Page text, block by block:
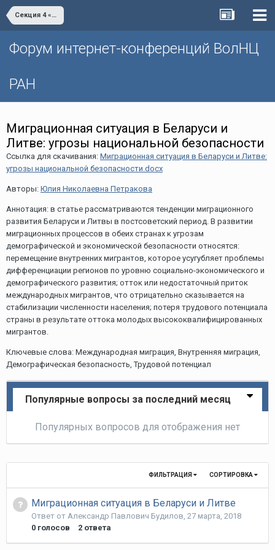
Секция 4 «Демографическое развитие как ключевой фактор национальной безопасности современного государства»
Форум интернет-конференций ВолНЦ
РАН
Миграционная ситуация в Беларуси и
Литве: угрозы национальной безопасности
Ссылка для скачивания: Миграционная ситуация в Беларуси и Литве:
угрозы национальной безопасности.docx
Авторы: Юлия Николаевна Петракова
Аннотация: в статье рассматриваются тенденции миграционного
развития Беларуси и Литвы в постсоветский период. В развитии
миграционных процессов в обеих странах к угрозам
демографической и экономической безопасности относятся:
перемещение внутренних мигрантов, которое усугубляет проблемы
дифференциации регионов по уровню социально-экономического и
демографического развития; отток или недостаточный приток
международных мигрантов, что отрицательно сказывается на
стабилизации численности населения; потеря трудового потенциала
страны в результате оттока молодых высококвалифицированных
мигрантов.
Ключевые слова: Международная миграция, Внутренняя миграция,
Демографическая безопасность, Трудовой потенциал
Популярные вопросы за последний месяц
Популярных вопросов для отображения нет
СОРТИРОВКА
ФИЛЬТРАЦИЯ
Миграционная ситуация в Беларуси и Литве
Ответ от Александр Павлович Будилов, 27 марта, 2018
0 голосов 2 ответа